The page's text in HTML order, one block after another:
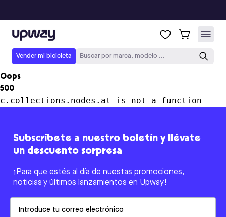
Upway
Vender mi bicicleta Buscar por marca, modelo ...
Oops
500
c.collections.nodes.at is not a function
Subscríbete a nuestro boletín y llévate
un descuento sorpresa
¡Para que estés al día de nuestas promociones,
noticias y últimos lanzamientos en Upway!